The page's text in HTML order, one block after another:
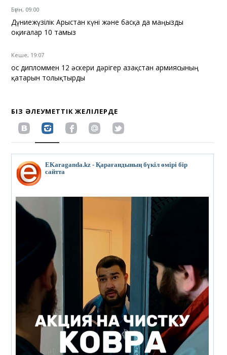
Бүгін, 09:00
Дүниежүзілік Арыстан күні және басқа да маңызды
оқиғалар 10 тамыз
Кеше, 19:07
Қос дипломмен 12 әскери дәрігер Қазақстан армиясының
қатарын толықтырды
БІЗ ӘЛЕУМЕТТІК ЖЕЛІЛЕРДЕ
EKaraganda.kz - Қарағандының бүкіл өмірі бір
сайтта